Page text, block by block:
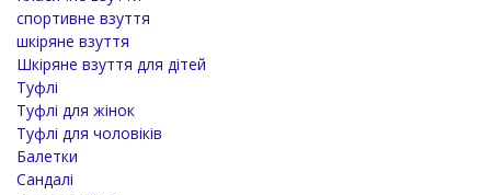
спортивне взуття
шкіряне взуття
Шкіряне взуття для дітей
Туфлі
Туфлі для жінок
Туфлі для чоловіків
Балетки
Сандалі